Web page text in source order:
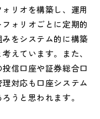
リオを構築し、運用
ォリオごとに定期的
をシステム的に構築
えています。また、
信口座や証券総合口
対応も口座システム
うと思われます。